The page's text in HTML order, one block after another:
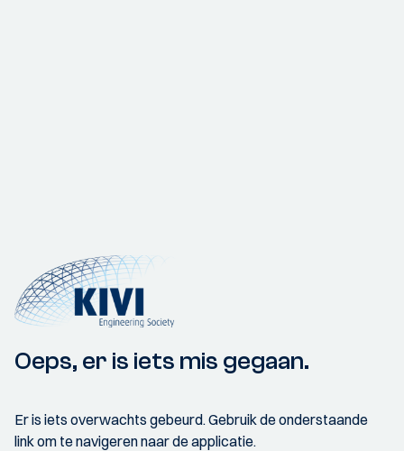
Oeps, er is iets mis gegaan.
Er is iets overwachts gebeurd. Gebruik de onderstaande
link om te navigeren naar de applicatie.